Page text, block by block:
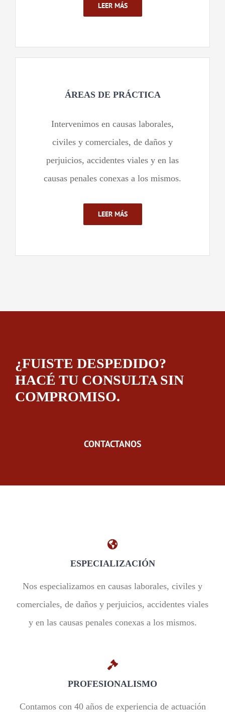
LEER MÁS
ÁREAS DE PRÁCTICA
Intervenimos en causas laborales,
civiles y comerciales, de daños y
perjuicios, accidentes viales y en las
causas penales conexas a los mismos.
LEER MÁS
¿FUISTE DESPEDIDO?
HACÉ TU CONSULTA SIN
COMPROMISO.
CONTACTANOS
ESPECIALIZACIÓN
Nos especializamos en causas laborales, civiles y
comerciales, de daños y perjuicios, accidentes viales
y en las causas penales conexas a los mismos.
PROFESIONALISMO
Contamos con 40 años de experiencia de actuación